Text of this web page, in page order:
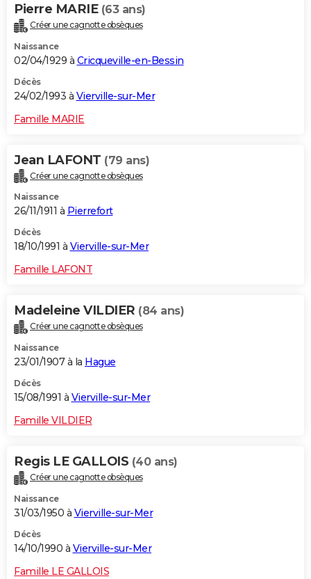
Pierre MARIE (63 ans)
Créer une cagnotte obsèques
Naissance
02/04/1929 à Cricqueville-en-Bessin
Décès
24/02/1993 à Vierville-sur-Mer
Famille MARIE
Jean LAFONT (79 ans)
Créer une cagnotte obsèques
Naissance
26/11/1911 à Pierrefort
Décès
18/10/1991 à Vierville-sur-Mer
Famille LAFONT
Madeleine VILDIER (84 ans)
Créer une cagnotte obsèques
Naissance
23/01/1907 à la Hague
Décès
15/08/1991 à Vierville-sur-Mer
Famille VILDIER
Regis LE GALLOIS (40 ans)
Créer une cagnotte obsèques
Naissance
31/03/1950 à Vierville-sur-Mer
Décès
14/10/1990 à Vierville-sur-Mer
Famille LE GALLOIS